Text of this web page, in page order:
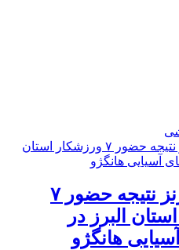
۲ مدال برنز نتیجه حضور ۷
البرز در
هانگژو